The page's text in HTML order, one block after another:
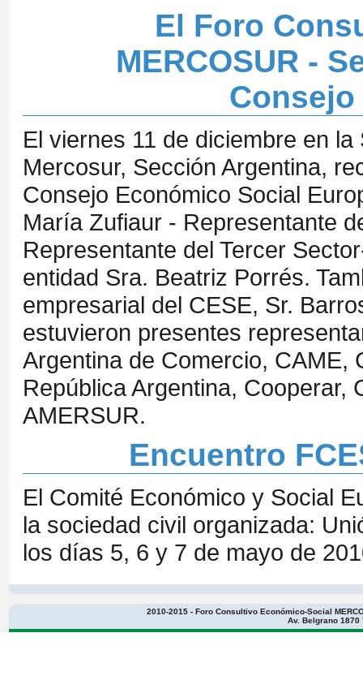
El Foro
MERCOSUR -
El viernes 11 de diciembre en
Mercosur, Sección Argentina,
Consejo Económico Social
María Zufiaur - Representante
Representante del Tercer
entidad Sra. Beatriz Porrés.
empresarial del CESE, Sr.
estuvieron presentes
Argentina de Comercio, CAME,
República Argentina, Cooperar,
AMERSUR.
Encuentro
El Comité Económico y Social
la sociedad civil organizada:
los días 5, 6 y 7 de mayo de
2010-2015 - Foro Consultivo Económico-Social
Av. Belgrano 1870